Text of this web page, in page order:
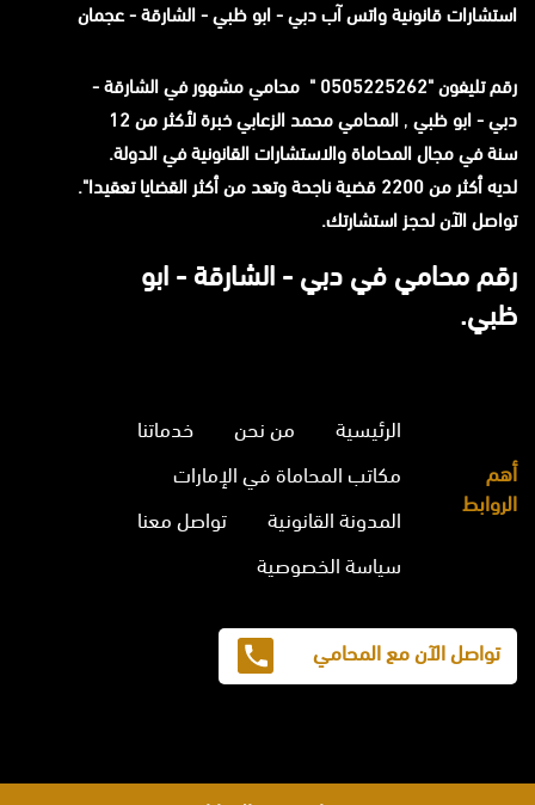
استشارات قانونيةواتس آبدبي - ابو ظبي - الشارقة - عجمان
رقم تليفون "0505225262 " محامي مشهور في الشارقة -
دبي - ابو ظبي ,
المحامي محمد الزعابي خبرة لأكثر من 12
سنة في مجال المحاماة والاستشارات القانونية في الدولة.
لديه أكثر من 2200 قضية ناجحة وتعد من أكثر القضايا تعقيدا".
تواصل الآن لحجز استشارتك.
رقم محامي في دبي - الشارقة - ابو
ظبي.
أهم
الروابط
الرئيسية من نحن
خدماتنا
مكاتب المحاماة في الإمارات
المدونة القانونية
تواصل معنا
سياسة الخصوصية
تواصل الآن مع المحامي